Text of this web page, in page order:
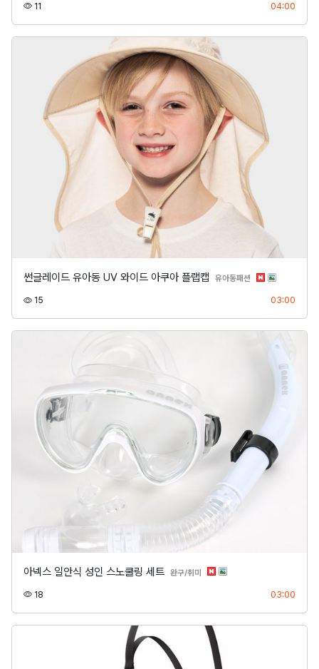
11 04:00
썬글레이드 유아동 UV 와이드 아쿠아 플랩캡 유아동패션 분류
15 03:00
아넥스 일안식 성인 스노쿨링 세트 완구/취미 분류
18 03:00